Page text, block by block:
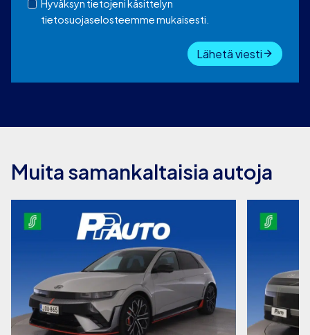
Hyväksyn tietojeni käsittelyn
tietosuojaselosteemme mukaisesti.
Lähetä viesti
Muita samankaltaisia autoja